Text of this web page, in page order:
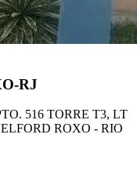
RJ
516 TORRE T3, LT
ROXO - RIO